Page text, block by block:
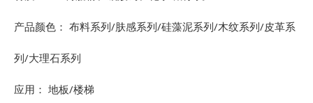
产品颜色： 布料系列/肤感系列/硅藻泥系列/木纹系列/皮革系
列/大理石系列
应用： 地板/楼梯